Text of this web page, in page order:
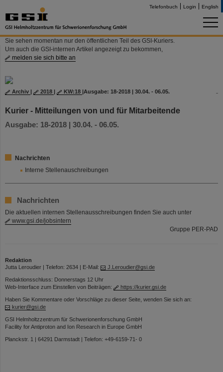
Telefonbuch Login English
Sie sehen momentan nur den öffentlichen Teil des GSI-Kuriers.
Um auch die GSI-internen Artikel angezeigt zu bekommen,
melden sie sich bitte an
Archiv | 2018 | KW:18 |Ausgabe: 18-2018 | 30.04. - 06.05.
Kurier - Mitteilungen von und für Mitarbeitende
Ausgabe: 18-2018 | 30.04. - 06.05.
Nachrichten
Interne Stellenauschreibungen
Nachrichten
Die aktuellen internen Stellenausschreibungen finden Sie auch unter
www.gsi.de/jobsintern
Gruppe PER-PAD
Redaktion
Jutta Leroudier | Telefon: 2634 | E-Mail:
J.Leroudier@gsi.de
Redaktionsschluss: Donnerstags 12 Uhr
Web-Interface zum Einstellen von Beiträgen:
https://kurier.gsi.de
Haben Sie Kommentare oder Vorschläge zu dieser Seite, wenden Sie sich an:
kurier@gsi.de
GSI Helmholtzzentrum für Schwerionenforschung GmbH
Facility for Antiproton and Ion Research in Europe GmbH
Planckstr. 1 | 64291 Darmstadt | Telefon: +49-6159-71- 0